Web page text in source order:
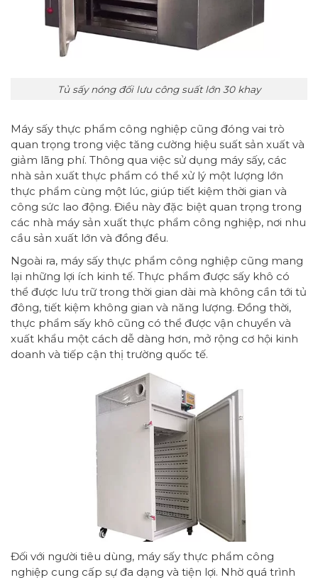
Tủ sấy nóng đối lưu công suất lớn 30 khay
Máy sấy thực phẩm công nghiệp cũng đóng vai trò
quan trọng trong việc tăng cường hiệu suất sản xuất và
giảm lãng phí. Thông qua việc sử dụng máy sấy, các
nhà sản xuất thực phẩm có thể xử lý một lượng lớn
thực phẩm cùng một lúc, giúp tiết kiệm thời gian và
công sức lao động. Điều này đặc biệt quan trọng trong
các nhà máy sản xuất thực phẩm công nghiệp, nơi nhu
cầu sản xuất lớn và đồng đều.
Ngoài ra, máy sấy thực phẩm công nghiệp cũng mang
lại những lợi ích kinh tế. Thực phẩm được sấy khô có
thể được lưu trữ trong thời gian dài mà không cần tới tủ
đông, tiết kiệm không gian và năng lượng. Đồng thời,
thực phẩm sấy khô cũng có thể được vận chuyển và
xuất khẩu một cách dễ dàng hơn, mở rộng cơ hội kinh
doanh và tiếp cận thị trường quốc tế.
Đối với người tiêu dùng, máy sấy thực phẩm công
nghiệp cung cấp sự đa dạng và tiện lợi. Nhờ quá trình